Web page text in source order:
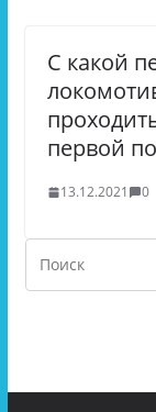
С какой
первой
13.12.2021 0